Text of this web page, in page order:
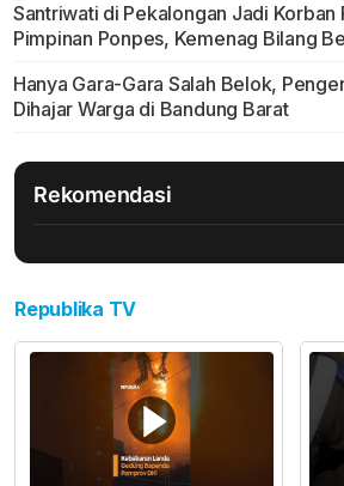
Santriwati di Pekalongan Jadi Korban
Pimpinan Ponpes, Kemenag Bilang
Hanya Gara-Gara Salah Belok,
Dihajar Warga di Bandung Barat
Rekomendasi
Republika TV